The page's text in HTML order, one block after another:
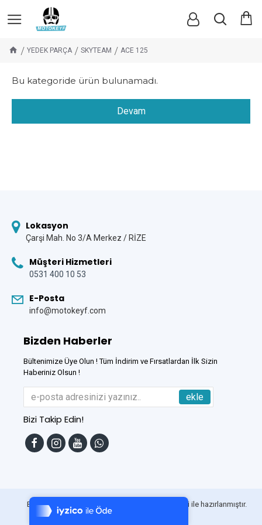
7/24 Canlı Destek
%100 Sorunsuz Alışveriş
YEDEK PARÇA SKYTEAM ACE 125
Bu kategoride ürün bulunamadı.
Devam
Lokasyon
Çarşi Mah. No 3/A Merkez / RİZE
Müşteri Hizmetleri
0531 400 10 53
E-Posta
info@motokeyf.com
Bizden Haberler
Bültenimize Üye Olun ! Tüm İndirim ve Fırsatlardan İlk Sizin
Haberiniz Olsun !
ekle
Bizi Takip Edin!
Bu Site DumanSoft Gelişmiş E-Ticaret sistemleri ile hazırlanmıştır.